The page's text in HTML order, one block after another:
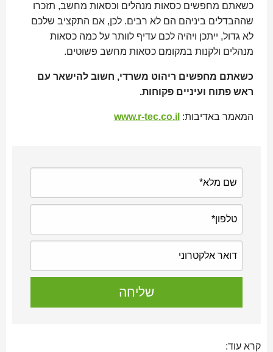
כשאתם מחפשים כסאות מנהלים וכסאות מחשב, תזכרו
שההבדלים ביניהם הם לא רבים. לכן, אם התקציב שלכם
לא גדול, ייתכן ויהיה לכם עדיף לוותר על כמה כסאות
מנהלים ולקנות במקומם כסאות מחשב פשוטים.
כשאתם מחפשים ריהוט משרדי, חשוב להישאר עם
ראש פתוח ועיניים פקוחות.
המאמר באדיבות: www.r-tec.co.il
קרא עוד: